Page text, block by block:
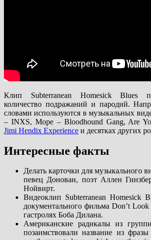
Клип Subterranean Homesick Blues
количество подражаний и пародий.
словами используются в музыкальных
– INXS, Mope – Bloodhound Gang, Are
Jimi Hendix Experience и десятках других
Интересные факты
Делать карточки для музыкального
певец Донован, поэт Аллен
Нойвирт.
Видеоклип Subterranean Homesick
документального фильма Don’t
гастролях Боба Дилана.
Американские радикалы из
позаимствовали название из